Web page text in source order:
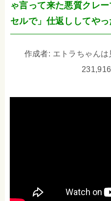
ゃ言って来た悪質クレ
セルで」仕返ししてや
作成者: エトラちゃん